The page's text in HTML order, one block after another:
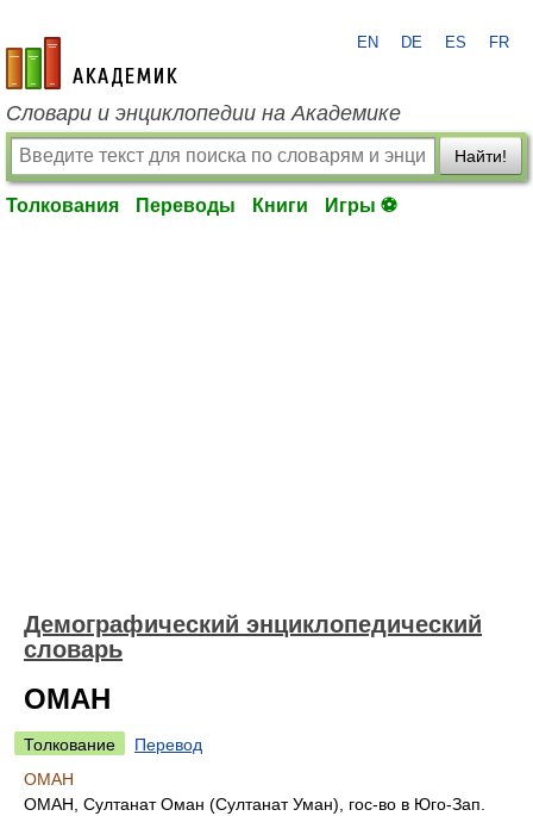
academic.ru
EN DE ES FR
Словари и энциклопедии на Академике
Найти!
Толкования Переводы Книги Игры ⚽
Демографический энциклопедический
словарь
ОМАН
Толкование
Перевод
ОМАН
ОМАН, Султанат Оман (Султанат Уман), гос-во в Юго-Зап.